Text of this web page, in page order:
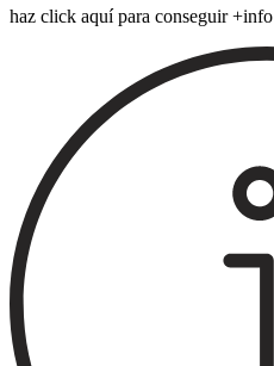
haz click aquí para conseguir +info